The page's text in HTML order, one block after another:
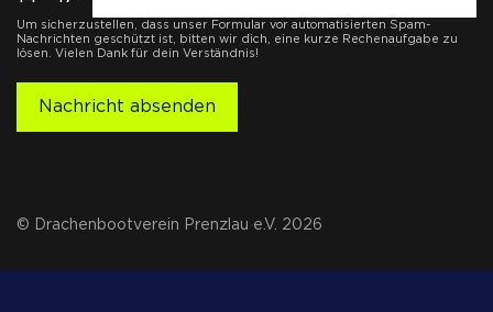
Um sicherzustellen, dass unser Formular vor automatisierten Spam-
Nachrichten geschützt ist, bitten wir dich, eine kurze Rechenaufgabe zu
lösen. Vielen Dank für dein Verständnis!
Nachricht absenden
© Drachenbootverein Prenzlau e.V. 2026